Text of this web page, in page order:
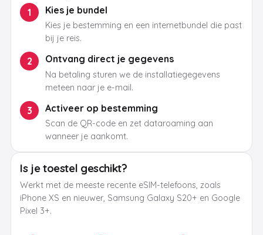
1 Kies je bundel
Kies je bestemming en een internetbundel die past
bij je reis.
2 Ontvang direct je gegevens
Na betaling sturen we de installatiegegevens
meteen naar je e-mail.
3 Activeer op bestemming
Scan de QR-code en zet dataroaming aan
wanneer je aankomt.
Is je toestel geschikt?
Werkt met de meeste recente eSIM-telefoons, zoals
iPhone XS en nieuwer, Samsung Galaxy S20+ en Google
Pixel 3+.